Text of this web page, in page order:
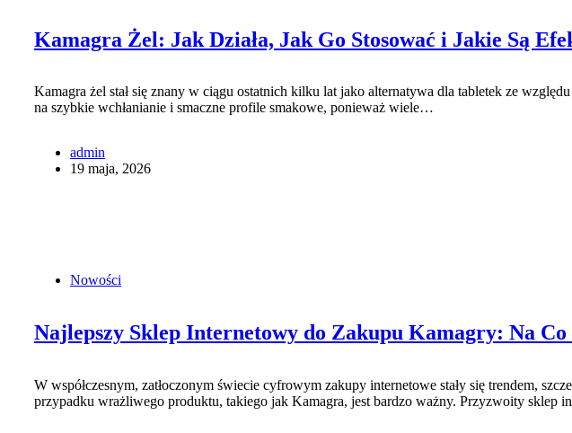
Kamagra Żel: Jak Działa, Jak Go Stosować i Jakie Są
Kamagra żel stał się znany w ciągu ostatnich kilku lat jako alternatywa dla tabletek ze
na szybkie wchłanianie i smaczne profile smakowe, ponieważ wiele…
admin
19 maja, 2026
Nowości
Najlepszy Sklep Internetowy do Zakupu Kamagry: Na
W współczesnym, zatłoczonym świecie cyfrowym zakupy internetowe stały się trendem,
przypadku wrażliwego produktu, takiego jak Kamagra, jest bardzo ważny. Przyzwoity sklep